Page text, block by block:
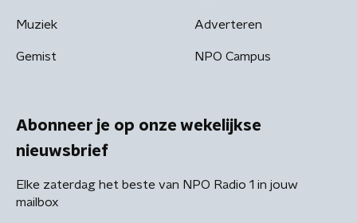
Muziek
Gemist
Adverteren
NPO Campus
Abonneer je op onze wekelijkse
nieuwsbrief
Elke zaterdag het beste van NPO Radio 1 in jouw
mailbox